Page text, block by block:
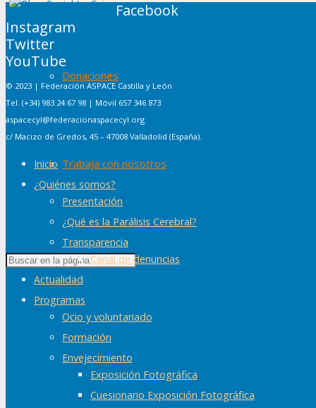
Donaciones
Trabaja con nosotros
Facebook
Instagram
Twitter
YouTube
© 2023 | Federación ASPACE Castilla y León
Tel. (+34) 983 24 67 98 | Móvil 657 346 873
aspacecyl@federacionaspacecyl.org
c/ Macizo de Gredos, 45 – 47008 Valladolid (España).
Inicio
¿Quiénes somos?
Presentación
¿Qué es la Parálisis Cerebral?
Transparencia
Canal de denuncias
Actualidad
Programas
Ocio y voluntariado
Formación
Envejecimiento
Exposición Fotográfica
Cuesionario Exposición Fotográfica